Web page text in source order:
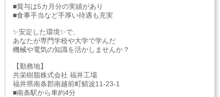
■賞与は5カ月分の実績があり
■食事手当など手厚い待遇も充実
✨安定した環境✨で、
あなたが専門学校や大学で学んだ
機械や電気の知識を活かしませんか？
【勤務地】
共栄樹脂株式会社 福井工場
福井県南条郡南越前町鯖波11-23-1
■南条駅から車約4分